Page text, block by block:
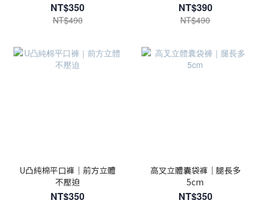
NT$350
NT$490
NT$390
NT$490
U凸純棉平口褲｜前方立體
不壓迫
NT$350
高叉立體囊袋褲｜腿長多
5cm
NT$350